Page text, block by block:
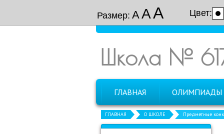
Размер: ААА Цвет:
Школа №
ГЛАВНАЯ ОЛИМПИАДЫ
ГЛАВНАЯ О ШКОЛЕ Предметные